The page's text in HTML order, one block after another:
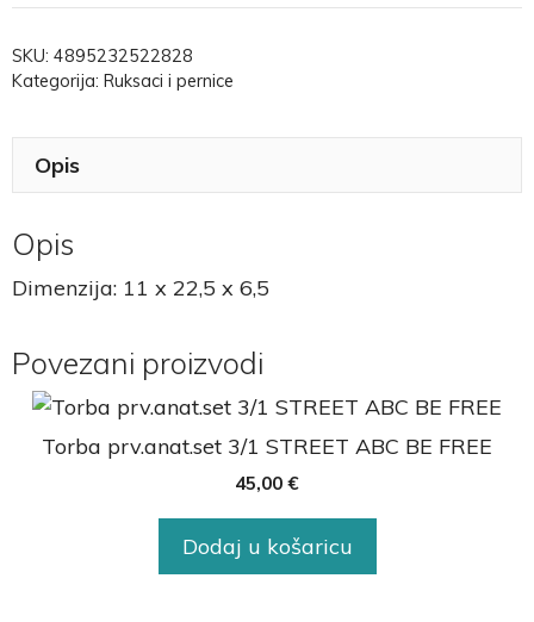
SKU: 4895232522828
Kategorija: Ruksaci i pernice
Opis
Opis
Dimenzija: 11 x 22,5 x 6,5
Povezani proizvodi
Torba prv.anat.set 3/1 STREET ABC BE FREE
45,00 €
Dodaj u košaricu